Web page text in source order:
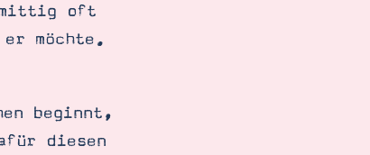
mittig oft
möchte.
beginnt,
diesen